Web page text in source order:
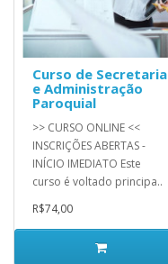
Curso de Secretaria
e Administração
Paroquial
>> CURSO ONLINE <<
INSCRIÇÕES ABERTAS -
INÍCIO IMEDIATO Este
curso é voltado principa..
R$74,00